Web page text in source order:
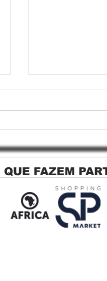
Persiana Rolo
Segredo para
Perfeita no Link
QUE FAZEM